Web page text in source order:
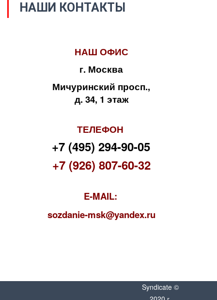
НАШИ КОНТАКТЫ
НАШ ОФИС
г. Москва
Мичуринский просп.,
д. 34, 1 этаж
ТЕЛЕФОН
+7 (495) 294-90-05
+7 (926) 807-60-32
E-MAIL:
sozdanie-msk@yandex.ru
Syndicate ©